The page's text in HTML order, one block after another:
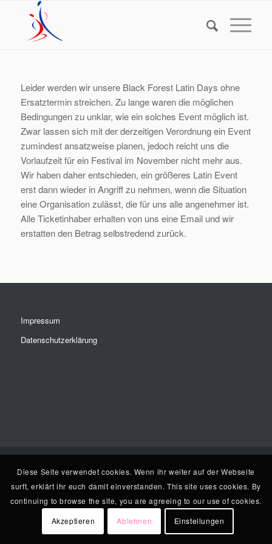
Leider werden wir unsere Black Forest Latin Days ohne
Ersatztermin streichen. Zu lange waren die möglichen
Bedingungen zu unklar, wie ein solches Event möglich ist.
Zwar lassen sich mit der derzeitigen Verordnung ein Event
zumindest ansatzweise planen, jedoch reicht uns die
Vorlaufzeit für ein Festival im November nicht mehr aus.
Wir haben daher entschieden, ein größeres Latin Event
erst dann wieder in Angriff zu nehmen, wenn die Situation
eine Organisation zulässt, die für uns alle angenehmer ist.
Alle Ticketinhaber erhalten von uns eine Email und wir
erstatten den Betrag selbstredend zurück.
Impressum
Datenschutzerklärung
Diese Seite verwendet cookies. Wenn ihr weiter auf der Webseite
surft, erklärt ihr euch damit einverstanden. This site uses cookies. By
continuing to browse the site, you are agreeing to our use of cookies.
Akzeptieren
Ablehnen Einstellungen